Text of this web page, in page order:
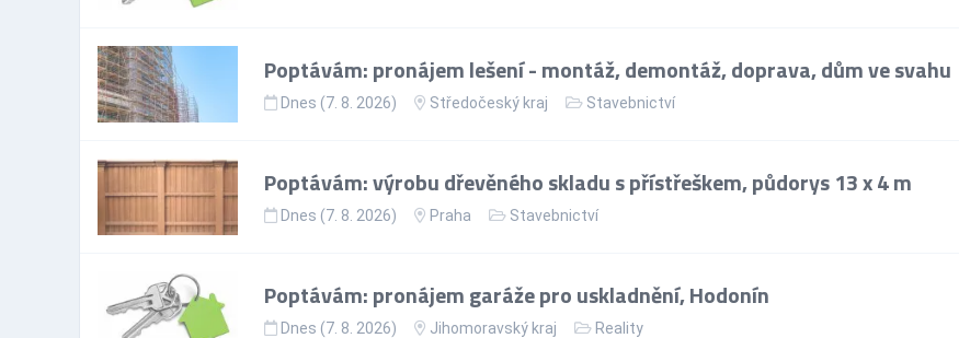
Poptávám: pronájem lešení - montáž, demontáž, doprava, dům ve svahu
Dnes (7. 8. 2026) Středočeský kraj Stavebnictví
Poptávám: výrobu dřevěného skladu s přístřeškem, půdorys 13 x 4 m
Dnes (7. 8. 2026) Praha Stavebnictví
Poptávám: pronájem garáže pro uskladnění, Hodonín
Dnes (7. 8. 2026) Jihomoravský kraj Reality